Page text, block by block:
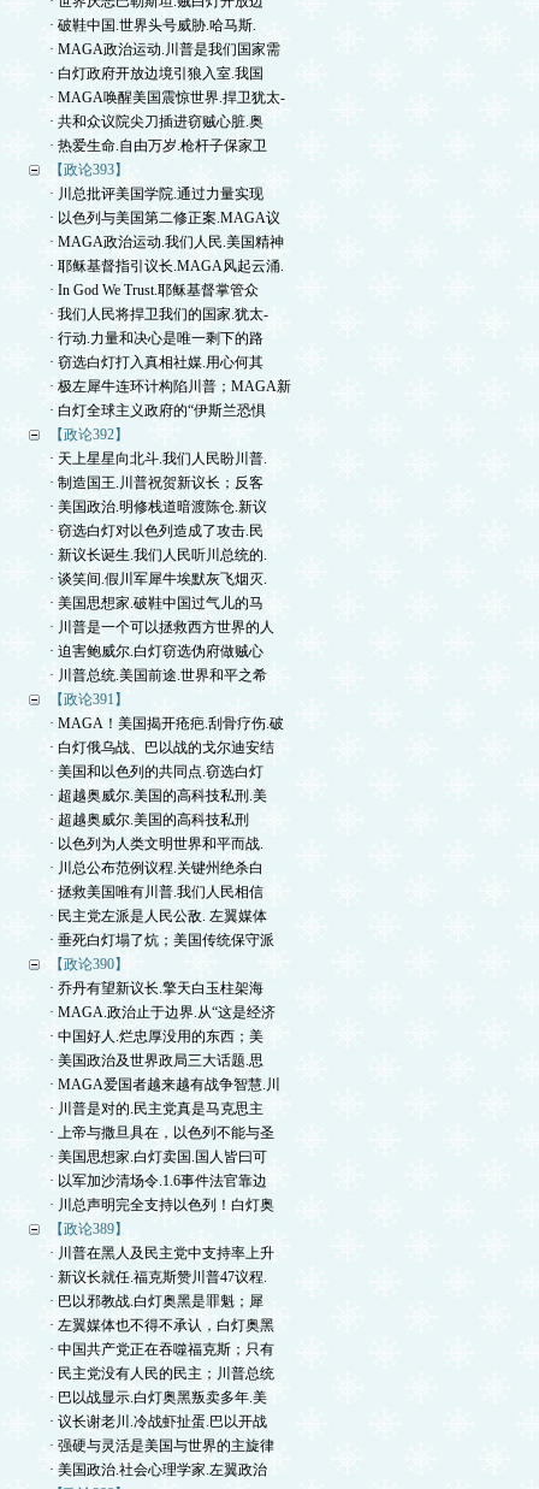
· 破鞋中国.世界头号威胁.哈马斯.
· MAGA政治运动.川普是我们国家需
· 白灯政府开放边境引狼入室.我国
· MAGA唤醒美国震惊世界.捍卫犹太-
· 共和众议院尖刀插进窃贼心脏.奥
· 热爱生命.自由万岁.枪杆子保家卫
【政论393】
· 川总批评美国学院.通过力量实现
· 以色列与美国第二修正案.MAGA议
· MAGA政治运动.我们人民.美国精神
· 耶稣基督指引议长.MAGA风起云涌.
· In God We Trust.耶稣基督掌管众
· 我们人民将捍卫我们的国家.犹太-
· 行动.力量和决心是唯一剩下的路
· 窃选白灯打入真相社媒.用心何其
· 极左犀牛连环计构陷川普；MAGA新
· 白灯全球主义政府的“伊斯兰恐惧
【政论392】
· 天上星星向北斗.我们人民盼川普.
· 制造国王.川普祝贺新议长；反客
· 美国政治.明修栈道暗渡陈仓.新议
· 窃选白灯对以色列造成了攻击.民
· 新议长诞生.我们人民听川总统的.
· 谈笑间.假川军犀牛埃默灰飞烟灭.
· 美国思想家.破鞋中国过气儿的马
· 川普是一个可以拯救西方世界的人
· 迫害鲍威尔.白灯窃选伪府做贼心
· 川普总统.美国前途.世界和平之希
【政论391】
· MAGA！美国揭开疮疤.刮骨疗伤.破
· 白灯俄乌战、巴以战的戈尔迪安结
· 美国和以色列的共同点.窃选白灯
· 超越奥威尔.美国的高科技私刑.美
· 超越奥威尔.美国的高科技私刑
· 以色列为人类文明世界和平而战.
· 川总公布范例议程.关键州绝杀白
· 拯救美国唯有川普.我们人民相信
· 民主党左派是人民公敌. 左翼媒体
· 垂死白灯塌了炕；美国传统保守派
【政论390】
· 乔丹有望新议长.擎天白玉柱架海
· MAGA.政治止于边界.从“这是经济
· 中国好人.烂忠厚没用的东西；美
· 美国政治及世界政局三大话题.思
· MAGA爱国者越来越有战争智慧.川
· 川普是对的.民主党真是马克思主
· 上帝与撒旦具在，以色列不能与圣
· 美国思想家.白灯卖国.国人皆曰可
· 以军加沙清场令.1.6事件法官靠边
· 川总声明完全支持以色列！白灯奥
【政论389】
· 川普在黑人及民主党中支持率上升
· 新议长就任.福克斯赞川普47议程.
· 巴以邪教战.白灯奥黑是罪魁；犀
· 左翼媒体也不得不承认，白灯奥黑
· 中国共产党正在吞噬福克斯；只有
· 民主党没有人民的民主；川普总统
· 巴以战显示.白灯奥黑叛卖多年.美
· 议长谢老川.冷战虾扯蛋.巴以开战
· 强硬与灵活是美国与世界的主旋律
· 美国政治.社会心理学家.左翼政治